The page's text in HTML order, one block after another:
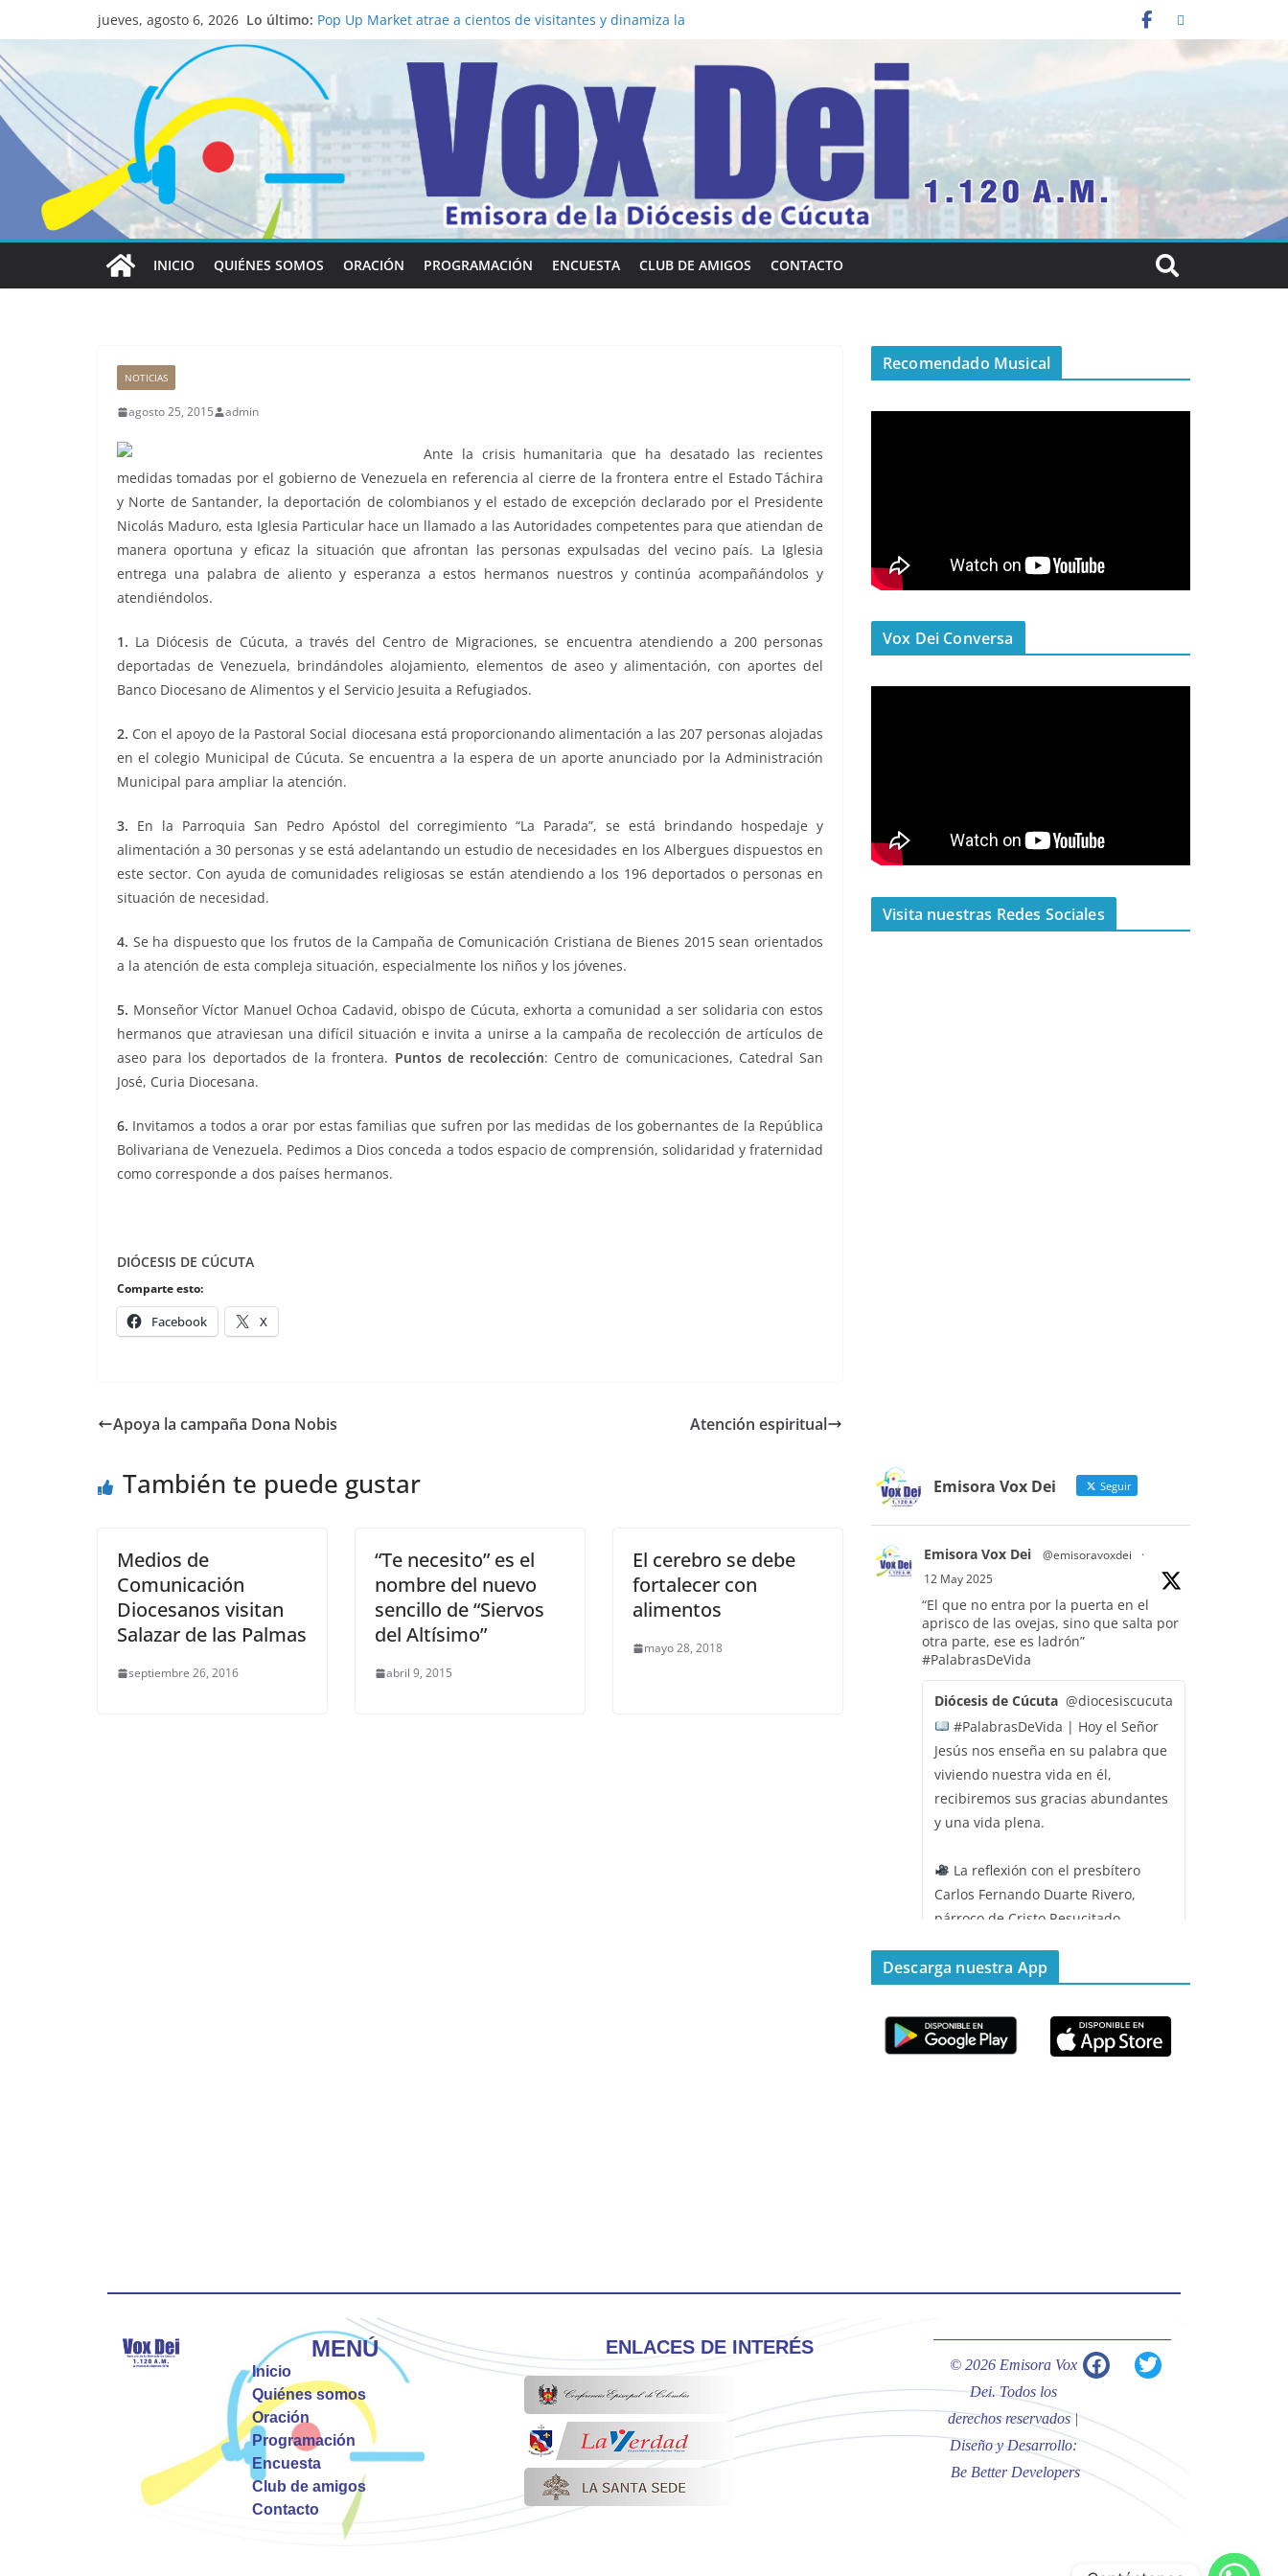
jueves, agosto 6, 2026 Lo último: católico para convertirse en “Superancianos”
Pop Up Market atrae a cientos de visitantes y dinamiza la
Salud mental a la mesa: la importancia de hablarlo en
familia
Lo que tienen en común la nueva Película Toy Story 5 y el
Papa León XIV
Realizadores de Vox Dei fortalecen su identidad
institucional y habilidades en comunicación visual
INICIO QUIÉNES SOMOS ORACIÓN PROGRAMACIÓN ENCUESTA CLUB DE AMIGOS CONTACTO
NOTICIAS
agosto 25, 2015 admin
Ante la crisis humanitaria que ha desatado las recientes
medidas tomadas por el gobierno de Venezuela en referencia al cierre de la frontera entre el Estado Táchira
y Norte de Santander, la deportación de colombianos y el estado de excepción declarado por el Presidente
Nicolás Maduro, esta Iglesia Particular hace un llamado a las Autoridades competentes para que atiendan de
manera oportuna y eficaz la situación que afrontan las personas expulsadas del vecino país. La Iglesia
entrega una palabra de aliento y esperanza a estos hermanos nuestros y continúa acompañándolos y
atendiéndolos.
1. La Diócesis de Cúcuta, a través del Centro de Migraciones, se encuentra atendiendo a 200 personas
deportadas de Venezuela, brindándoles alojamiento, elementos de aseo y alimentación, con aportes del
Banco Diocesano de Alimentos y el Servicio Jesuita a Refugiados.
2. Con el apoyo de la Pastoral Social diocesana está proporcionando alimentación a las 207 personas alojadas
en el colegio Municipal de Cúcuta. Se encuentra a la espera de un aporte anunciado por la Administración
Municipal para ampliar la atención.
3. En la Parroquia San Pedro Apóstol del corregimiento “La Parada”, se está brindando hospedaje y
alimentación a 30 personas y se está adelantando un estudio de necesidades en los Albergues dispuestos en
este sector. Con ayuda de comunidades religiosas se están atendiendo a los 196 deportados o personas en
situación de necesidad.
4. Se ha dispuesto que los frutos de la Campaña de Comunicación Cristiana de Bienes 2015 sean orientados
a la atención de esta compleja situación, especialmente los niños y los jóvenes.
5. Monseñor Víctor Manuel Ochoa Cadavid, obispo de Cúcuta, exhorta a comunidad a ser solidaria con estos
hermanos que atraviesan una difícil situación e invita a unirse a la campaña de recolección de artículos de
aseo para los deportados de la frontera. Puntos de recolección: Centro de comunicaciones, Catedral San
José, Curia Diocesana.
6. Invitamos a todos a orar por estas familias que sufren por las medidas de los gobernantes de la República
Bolivariana de Venezuela. Pedimos a Dios conceda a todos espacio de comprensión, solidaridad y fraternidad
como corresponde a dos países hermanos.
DIÓCESIS DE CÚCUTA
Comparte esto:
Facebook X
Apoya la campaña Dona Nobis Atención espiritual
También te puede gustar
Medios de
Comunicación
Diocesanos visitan
Salazar de las Palmas
septiembre 26, 2016
“Te necesito” es el
nombre del nuevo
sencillo de “Siervos
del Altísimo”
abril 9, 2015
El cerebro se debe
fortalecer con
alimentos
mayo 28, 2018
Recomendado Musical
Vox Dei Conversa
Visita nuestras Redes Sociales
Emisora Vox Dei Seguir
Emisora Vox Dei @emisoravoxdei
·
12 May 2025
“El que no entra por la puerta en el
aprisco de las ovejas, sino que salta por
otra parte, ese es ladrón”
#PalabrasDeVida
Diócesis de Cúcuta @diocesiscucuta
#PalabrasDeVida | Hoy el Señor
Jesús nos enseña en su palabra que
viviendo nuestra vida en él,
recibiremos sus gracias abundantes
y una vida plena.
La reflexión con el presbítero
Carlos Fernando Duarte Rivero,
párroco de Cristo Resucitado.
Emisora Vox Dei @emisoravoxdei ·
11 May 2025
La reflexión con el presbítero
Twitter
Emisora Vox Dei @emisoravoxdei
10 May 2025
“Tú tienes palabras de vida eterna”
Descarga nuestra App
MENÚ
Inicio
Quiénes somos
Oración
Programación
Encuesta
Club de amigos
Contacto
ENLACES DE INTERÉS
© 2026 Emisora Vox
Dei. Todos los
derechos reservados |
Diseño y Desarrollo:
Be Better Developers